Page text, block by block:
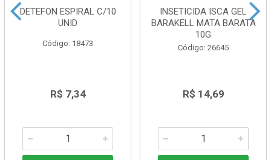
DETEFON ESPIRAL C/10
UNID
Código: 18473
R$ 7,34
INSETICIDA ISCA GEL
BARAKELL MATA BARATA
10G
Código: 26645
R$ 14,69